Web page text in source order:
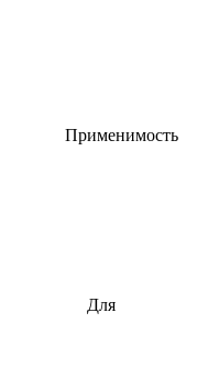
Применимость
Для